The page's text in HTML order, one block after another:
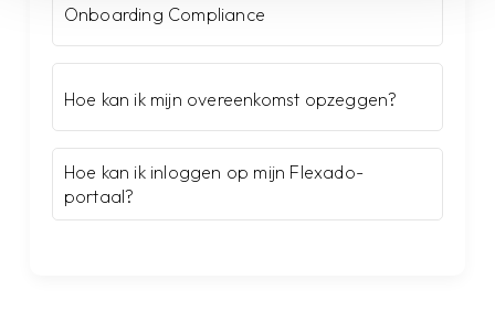
Onboarding Compliance
Hoe kan ik mijn overeenkomst opzeggen?
Hoe kan ik inloggen op mijn Flexado-
portaal?